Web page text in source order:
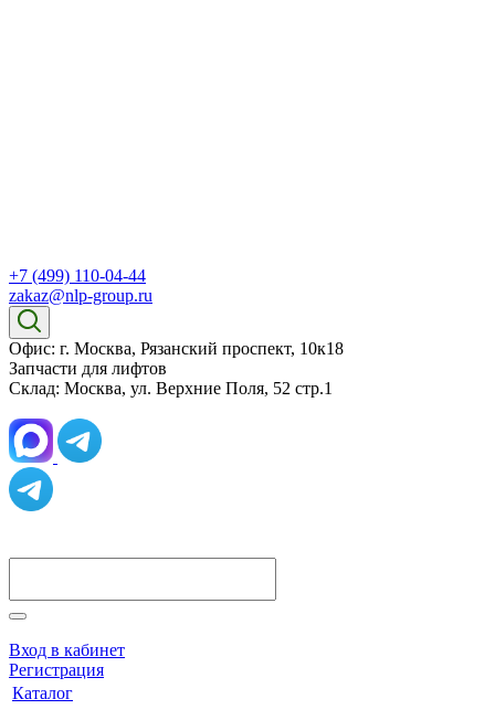
+7 (499) 110-04-44
zakaz@nlp-group.ru
Офис: г. Москва, Рязанский проспект, 10к18
Запчасти для лифтов
Склад: Москва, ул. Верхние Поля, 52 стр.1
Вход в кабинет
Регистрация
Каталог